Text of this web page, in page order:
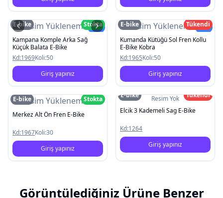
Resim YüklenemediYeni
E-bike
Stokta
Kampana Komple Arka Sağ
Küçük Balata E-Bike
Kd:1969Koli:50
Giriş yapınız
Resim YüklenemediYeni
E-bike
Tükendi
Kumanda Kütüğü Sol Fren Kollu
E-Bike Kobra
Kd:1965Koli:50
Giriş yapınız
Resim Yüklenemedi
E-bike
Stokta
Merkez Alt Ön Fren E-Bike
Kd:1967Koli:30
Giriş yapınız
Resim Yok
E-bike
Tükendi
Elcik 3 Kademeli Sag E-Bike
Kd:1264
Giriş yapınız
Görüntülediğiniz Ürüne Benzer